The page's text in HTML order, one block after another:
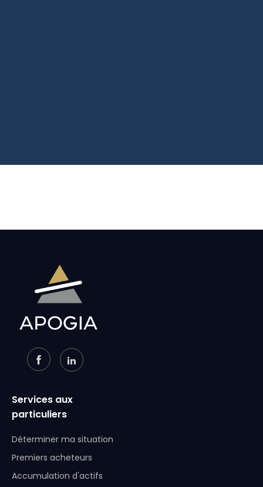
Services aux
particuliers
Déterminer ma situation
Premiers acheteurs
Accumulation d'actifs